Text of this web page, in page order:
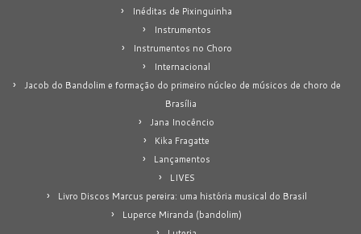
Inéditas de Pixinguinha
Instrumentos
Instrumentos no Choro
Internacional
Jacob do Bandolim e formação do primeiro núcleo de músicos de choro de
Brasília
Jana Inocêncio
Kika Fragatte
Lançamentos
LIVES
Livro Discos Marcus pereira: uma história musical do Brasil
Luperce Miranda (bandolim)